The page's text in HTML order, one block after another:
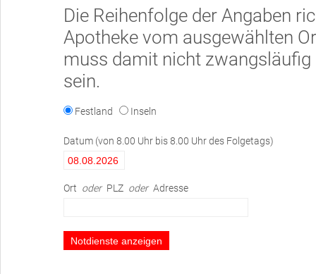
Die Reihenfolge der Angaben
Apotheke vom ausgewählten
muss damit nicht
sein.
Festland Inseln
Datum (von 8.00 Uhr bis 8.00 Uhr des Folgetags)
Ort oderPLZ oderAdresse